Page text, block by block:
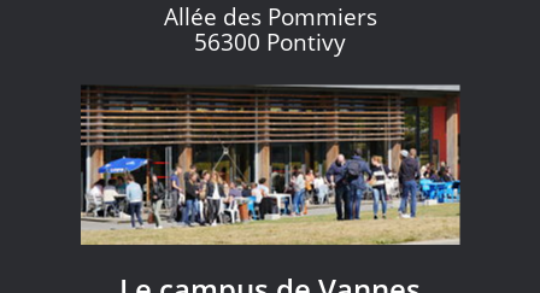
Allée des Pommiers
56300 Pontivy